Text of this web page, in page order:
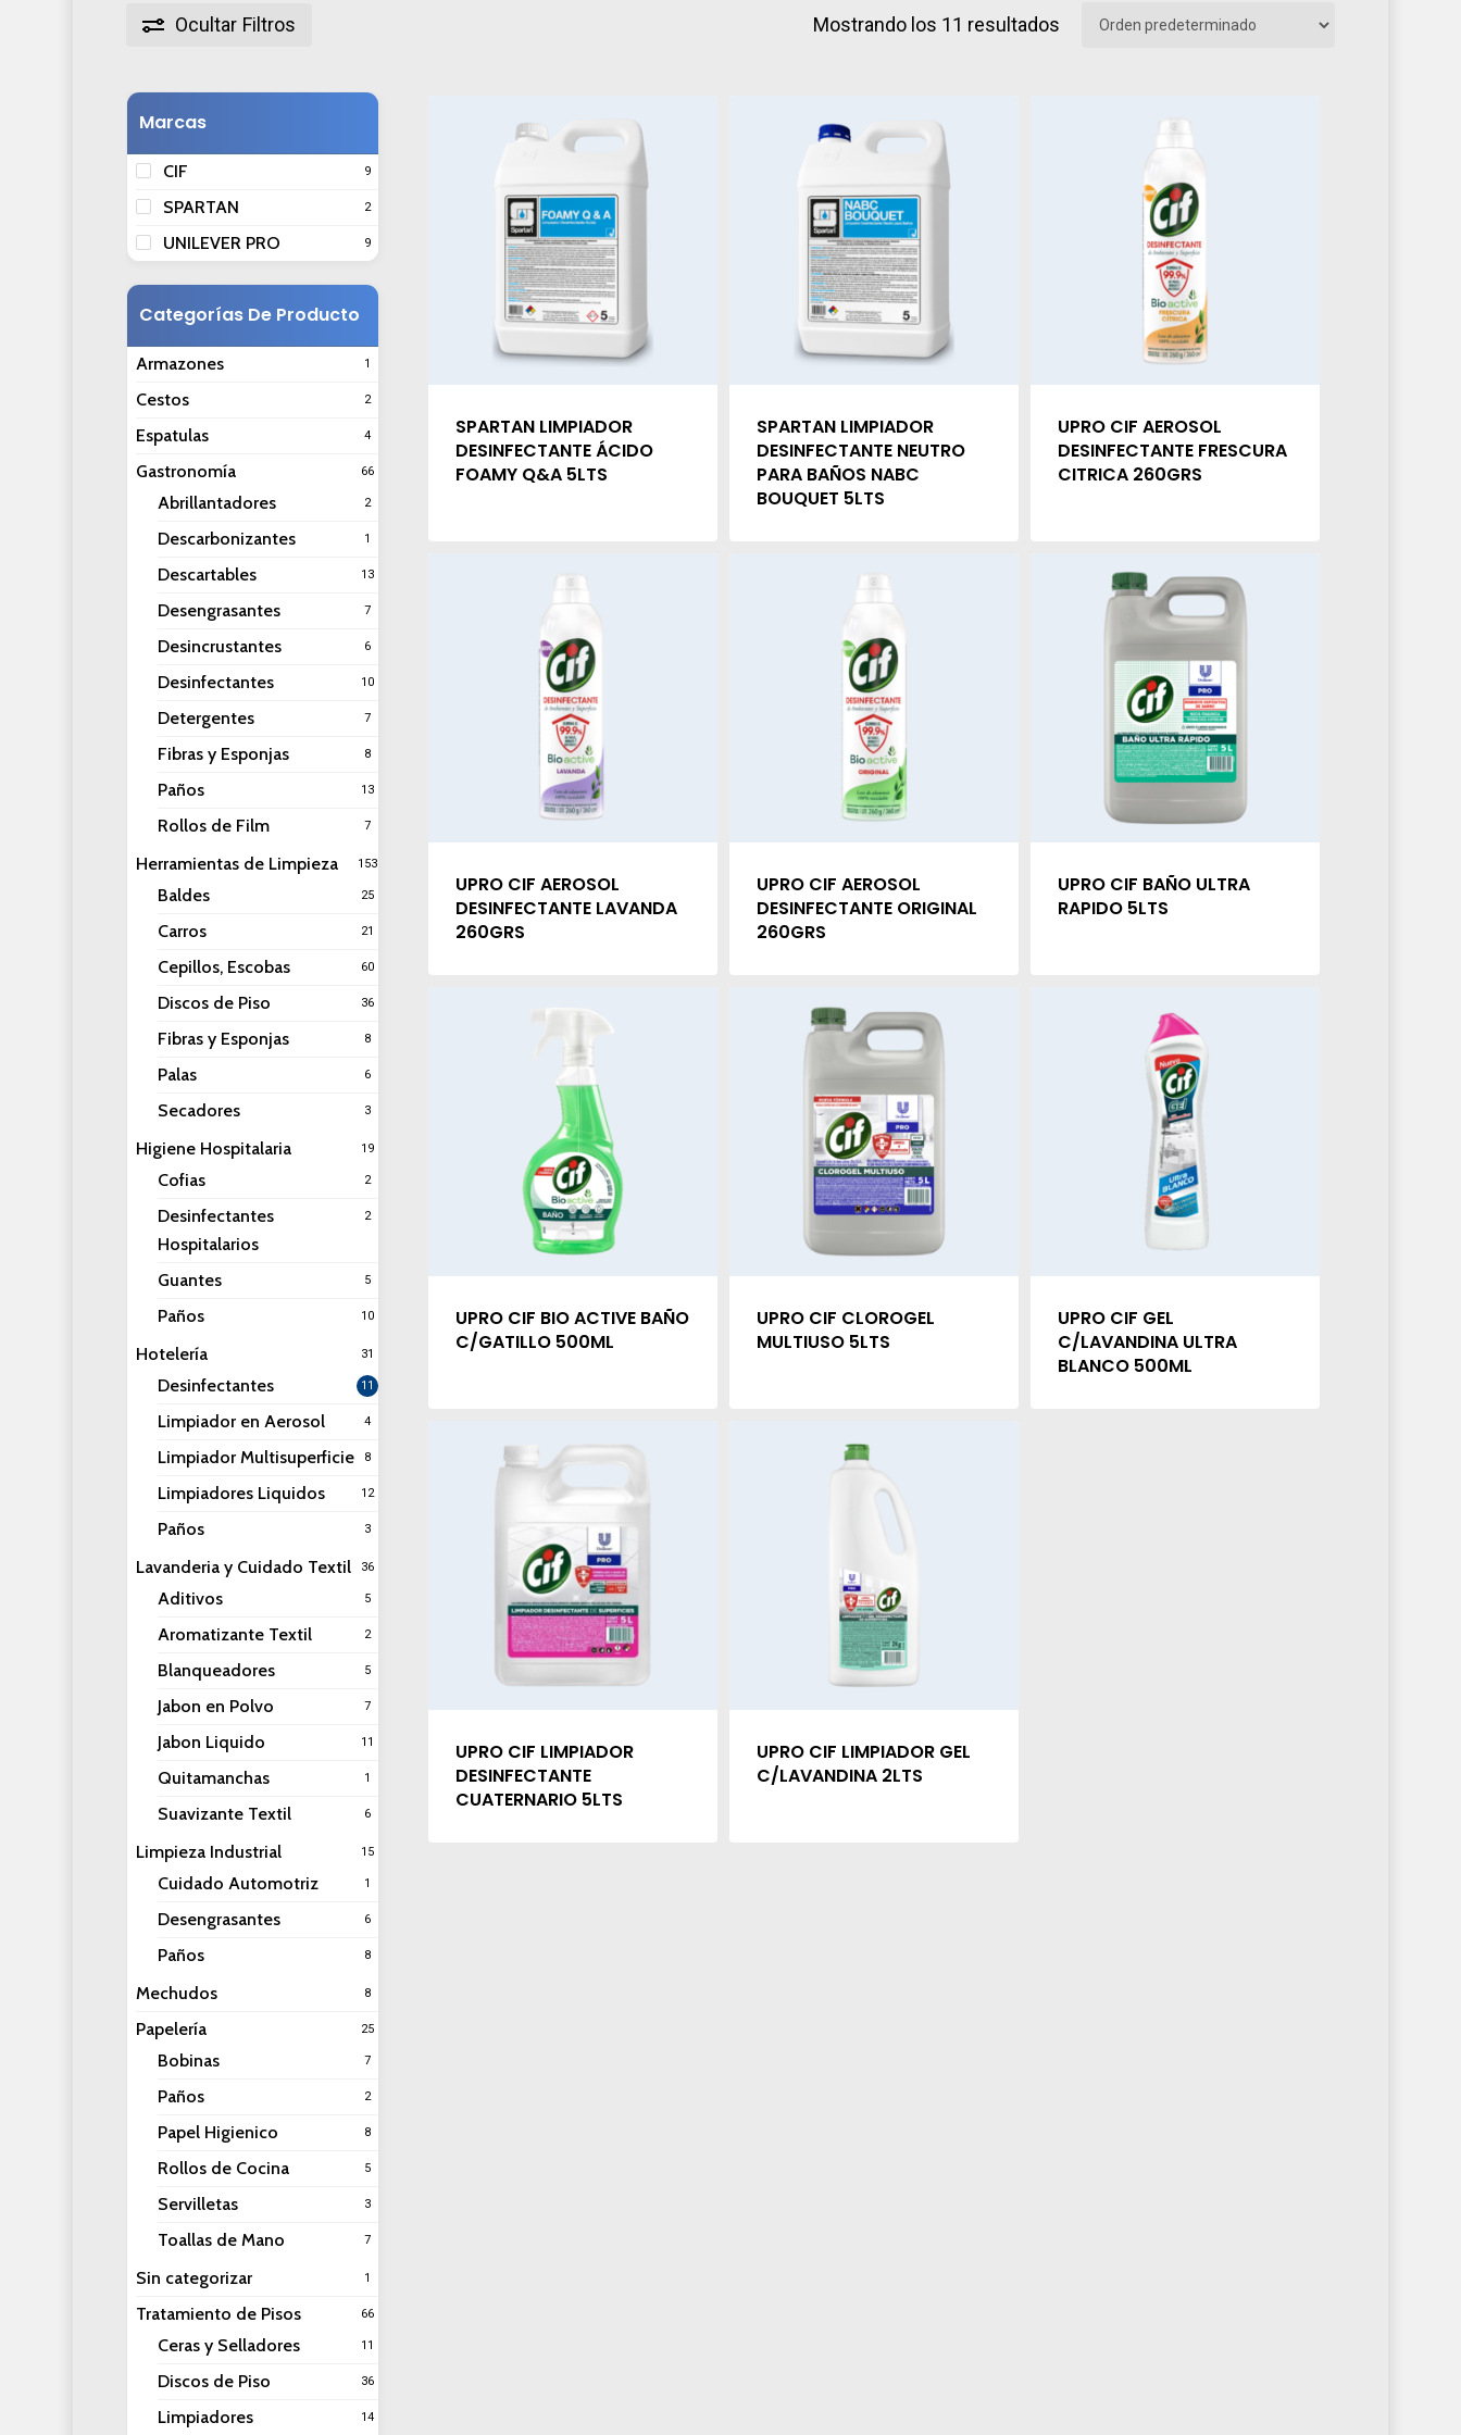
Ocultar Filtros Mostrando los 11 resultados
Marcas
CIF 9
SPARTAN 2
UNILEVER PRO 9
Categorías De Producto
Armazones 1
Cestos 2
Espatulas 4
Gastronomía 66
Abrillantadores 2
Descarbonizantes 1
Descartables 13
Desengrasantes 7
Desincrustantes 6
Desinfectantes 10
Detergentes 7
Fibras y Esponjas 8
Paños 13
Rollos de Film 7
Herramientas de Limpieza 153
Baldes 25
Carros 21
Cepillos, Escobas 60
Discos de Piso 36
Fibras y Esponjas 8
Palas 6
Secadores 3
Higiene Hospitalaria 19
Cofias 2
Desinfectantes
Hospitalarios
2
Guantes 5
Paños 10
Hotelería 31
Desinfectantes 11
Limpiador en Aerosol 4
Limpiador Multisuperficie 8
Limpiadores Liquidos 12
Paños 3
Lavanderia y Cuidado Textil 36
Aditivos 5
Aromatizante Textil 2
Blanqueadores 5
Jabon en Polvo 7
Jabon Liquido 11
Quitamanchas 1
Suavizante Textil 6
Limpieza Industrial 15
Cuidado Automotriz 1
Desengrasantes 6
Paños 8
Mechudos 8
Papelería 25
Bobinas 7
Paños 2
Papel Higienico 8
Rollos de Cocina 5
Servilletas 3
Toallas de Mano 7
Sin categorizar 1
Tratamiento de Pisos 66
Ceras y Selladores 11
Discos de Piso 36
Limpiadores 14
SPARTAN LIMPIADOR
DESINFECTANTE ÁCIDO
FOAMY Q&A 5LTS
SPARTAN LIMPIADOR
DESINFECTANTE NEUTRO
PARA BAÑOS NABC
BOUQUET 5LTS
UPRO CIF AEROSOL
DESINFECTANTE FRESCURA
CITRICA 260GRS
UPRO CIF AEROSOL
DESINFECTANTE LAVANDA
260GRS
UPRO CIF AEROSOL
DESINFECTANTE ORIGINAL
260GRS
UPRO CIF BAÑO ULTRA
RAPIDO 5LTS
UPRO CIF BIO ACTIVE BAÑO
C/GATILLO 500ML
UPRO CIF CLOROGEL
MULTIUSO 5LTS
UPRO CIF GEL
C/LAVANDINA ULTRA
BLANCO 500ML
UPRO CIF LIMPIADOR
DESINFECTANTE
CUATERNARIO 5LTS
UPRO CIF LIMPIADOR GEL
C/LAVANDINA 2LTS